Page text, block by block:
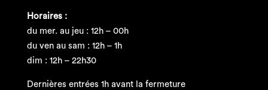
Horaires :
du mer. au jeu : 12h – 00h
du ven au sam : 12h – 1h
dim : 12h – 22h30
Dernières entrées 1h avant la fermeture